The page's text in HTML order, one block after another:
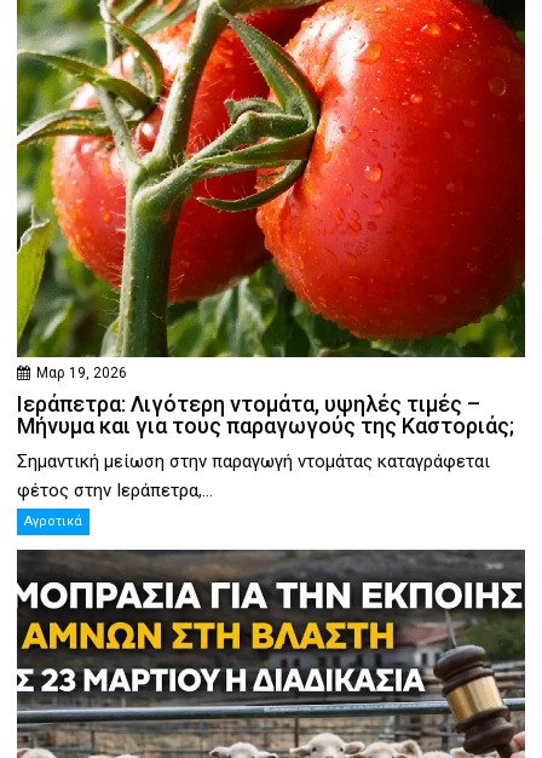
Μαρ 19, 2026
Ιεράπετρα: Λιγότερη ντομάτα, υψηλές τιμές –
Μήνυμα και για τους παραγωγούς της Καστοριάς;
Σημαντική μείωση στην παραγωγή ντομάτας καταγράφεται
φέτος στην Ιεράπετρα,...
Αγροτικά